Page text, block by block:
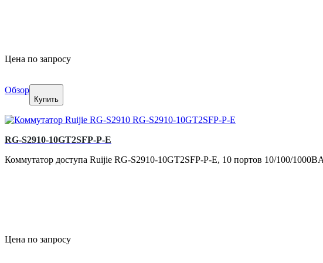
Цена по запросу
Обзор
Купить
RG-S2910-10GT2SFP-P-E
Коммутатор доступа Ruijie RG-S2910-10GT2SFP-P-E, 10 портов 10/100/
Цена по запросу